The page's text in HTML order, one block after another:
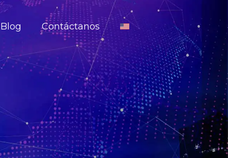
Blog Contáctanos